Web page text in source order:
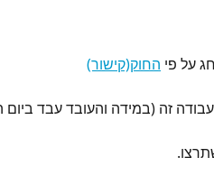
על פי החוק(קישור)
זה (במידה והעובד עבד ביום